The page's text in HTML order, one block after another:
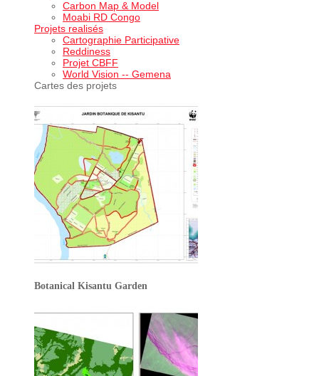
Carbon Map & Model
Moabi RD Congo
Projets realisés
Cartographie Participative
Reddiness
Projet CBFF
World Vision -- Gemena
Cartes des projets
Botanical Kisantu Garden